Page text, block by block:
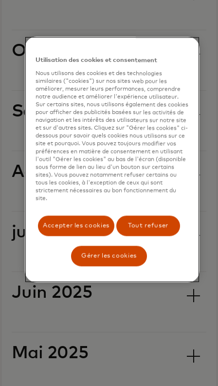
Octobre 2025
Septembre 2025
Août 2025
juillet 2025
Juin 2025
Mai 2025
Utilisation des cookies et consentement
Nous utilisons des cookies et des technologies
similaires ("cookies") sur nos sites web pour les
améliorer, mesurer leurs performances, comprendre
notre audience et améliorer l'expérience utilisateur.
Sur certains sites, nous utilisons également des cookies
pour afficher des publicités basées sur les activités de
navigation et les intérêts des utilisateurs sur notre site
et sur d'autres sites. Cliquez sur "Gérer les cookies" ci-
dessous pour savoir quels cookies nous utilisons sur ce
site et pourquoi. Vous pouvez toujours modifier vos
préférences en matière de consentement en utilisant
l'outil "Gérer les cookies" au bas de l'écran (disponible
sous forme de lien au lieu d'un bouton sur certains
sites). Vous pouvez notamment refuser certains ou
tous les cookies, à l'exception de ceux qui sont
strictement nécessaires au bon fonctionnement du
site.
Accepter les cookies Tout refuser
Gérer les cookies